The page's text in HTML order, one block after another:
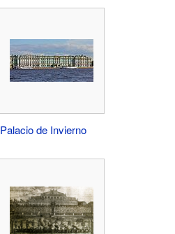
Palacio de Invierno